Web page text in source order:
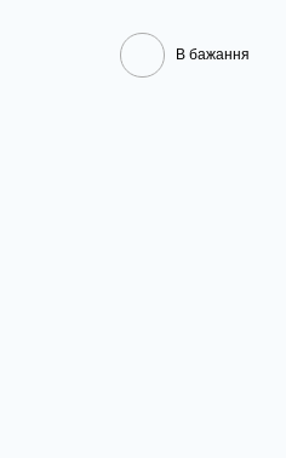
В бажання